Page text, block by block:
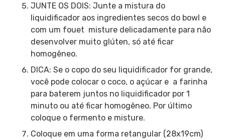
JUNTE OS DOIS: Junte a mistura do
liquidificador aos ingredientes secos do bowl e
com um fouet misture delicadamente para não
desenvolver muito glúten, só até ficar
homogêneo.
DICA: Se o copo do seu liquidificador for grande,
você pode colocar o coco, o açúcar e a farinha
para baterem juntos no liquidificador por 1
minuto ou até ficar homogêneo. Por último
coloque o fermento e misture.
Coloque em uma forma retangular (28x19cm)